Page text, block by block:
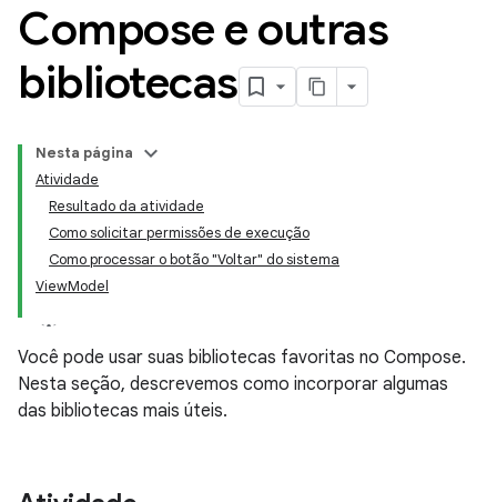
Compose e outras
bibliotecas
Nesta página
Atividade
Resultado da atividade
Como solicitar permissões de execução
Como processar o botão "Voltar" do sistema
ViewModel
Você pode usar suas bibliotecas favoritas no Compose.
Nesta seção, descrevemos como incorporar algumas
das bibliotecas mais úteis.